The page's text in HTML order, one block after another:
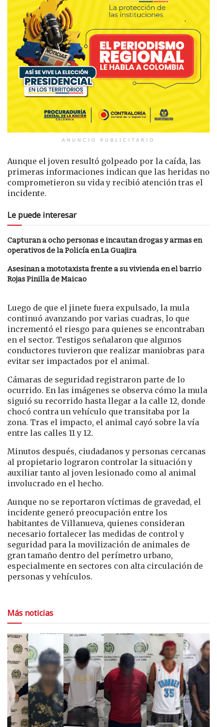
ANUNCIO PUBLICITARIO
Aunque el joven resultó golpeado por la caída, las
primeras informaciones indican que las heridas no
comprometieron su vida y recibió atención tras el
incidente.
Le puede interesar
Capturan a ocho personas e incautan drogas y armas en
operativos de la Policía en La Guajira
Asesinan a mototaxista frente a su vivienda en el barrio
Rojas Pinilla de Maicao
Luego de que el jinete fuera expulsado, la mula
continuó avanzando por varias cuadras, lo que
incrementó el riesgo para quienes se encontraban
en el sector. Testigos señalaron que algunos
conductores tuvieron que realizar maniobras para
evitar ser impactados por el animal.
Cámaras de seguridad registraron parte de lo
ocurrido. En las imágenes se observa cómo la mula
siguió su recorrido hasta llegar a la calle 12, donde
chocó contra un vehículo que transitaba por la
zona. Tras el impacto, el animal cayó sobre la vía
entre las calles 11 y 12.
Minutos después, ciudadanos y personas cercanas
al propietario lograron controlar la situación y
auxiliar tanto al joven lesionado como al animal
involucrado en el hecho.
Aunque no se reportaron víctimas de gravedad, el
incidente generó preocupación entre los
habitantes de Villanueva, quienes consideran
necesario fortalecer las medidas de control y
seguridad para la movilización de animales de
gran tamaño dentro del perímetro urbano,
especialmente en sectores con alta circulación de
personas y vehículos.
Más noticias